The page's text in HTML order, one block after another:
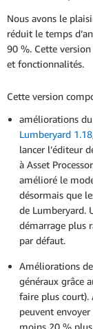
Nous avons le
réduit le temps
90 %. Cette
et fonctionnalités.
Cette version
améliorations du
Lumberyard 1.18
lancer l’éditeur
à Asset
amélioré le
désormais que
de Lumberyard.
démarrage plus
par défaut.
Améliorations
généraux grâce
faire plus court).
peuvent